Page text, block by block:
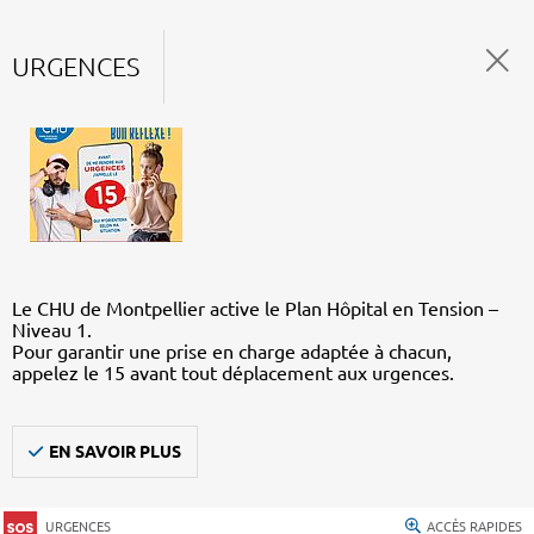
URGENCES
Le CHU de Montpellier active le Plan Hôpital en Tension –
Niveau 1.
Pour garantir une prise en charge adaptée à chacun,
appelez le 15 avant tout déplacement aux urgences.
EN SAVOIR PLUS
URGENCES ACCÈS RAPIDES